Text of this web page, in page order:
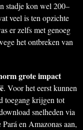
stadje kon wel 200–
veel is ten opzichte
er zelfs met genoeg
het ontbreken van
grote impact
. Voor het eerst kunnen
toegang krijgen tot
snelheden via
en Amazonas aan,